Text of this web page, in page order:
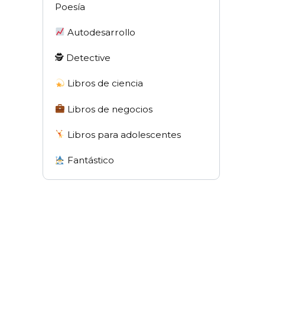
Poesía
Autodesarrollo
🕵 Detective
Libros de ciencia
Libros de negocios
Libros para adolescentes
Fantástico